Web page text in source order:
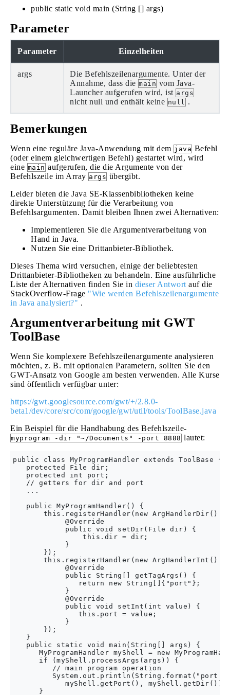
public static void main (String [] args)
Parameter
Parameter Einzelheiten
args
Die Befehlszeilenargumente. Unter der
Annahme, dass die main vom Java-
Launcher aufgerufen wird, ist args
nicht null und enthält keine null .
Bemerkungen
Wenn eine reguläre Java-Anwendung mit dem java Befehl
(oder einem gleichwertigen Befehl) gestartet wird, wird
eine main aufgerufen, die die Argumente von der
Befehlszeile im Array args übergibt.
Leider bieten die Java SE-Klassenbibliotheken keine
direkte Unterstützung für die Verarbeitung von
Befehlsargumenten. Damit bleiben Ihnen zwei Alternativen:
Implementieren Sie die Argumentverarbeitung von
Hand in Java.
Nutzen Sie eine Drittanbieter-Bibliothek.
Dieses Thema wird versuchen, einige der beliebtesten
Drittanbieter-Bibliotheken zu behandeln. Eine ausführliche
Liste der Alternativen finden Sie in dieser Antwort auf die
StackOverflow-Frage "Wie werden Befehlszeilenargumente
in Java analysiert?" .
Argumentverarbeitung mit GWT
ToolBase
Wenn Sie komplexere Befehlszeilenargumente analysieren
möchten, z. B. mit optionalen Parametern, sollten Sie den
GWT-Ansatz von Google am besten verwenden. Alle Kurse
sind öffentlich verfügbar unter:
https://gwt.googlesource.com/gwt/+/2.8.0-
beta1/dev/core/src/com/google/gwt/util/tools/ToolBase.java
Ein Beispiel für die Handhabung des Befehlszeile-
myprogram -dir "~/Documents" -port 8888 lautet:
public class MyProgramHandler extends ToolBase {
   protected File dir;
   protected int port;
   // getters for dir and port
   ...
   public MyProgramHandler() {
       this.registerHandler(new ArgHandlerDir() {
            @Override
            public void setDir(File dir) {
                this.dir = dir;
            }
       });
       this.registerHandler(new ArgHandlerInt() {
            @Override
            public String[] getTagArgs() {
               return new String[]{"port"};
            }
            @Override
            public void setInt(int value) {
               this.port = value;
            }
       });
   }
   public static void main(String[] args) {
MyProgramHandler myShell = new
      if (myShell.processArgs(args)) {
         // main program operation
System.out.println(String.format("port:
myShell.getPort(),
      }